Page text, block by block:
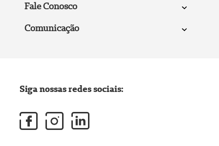
Fale Conosco
Comunicação
Siga nossas redes sociais: